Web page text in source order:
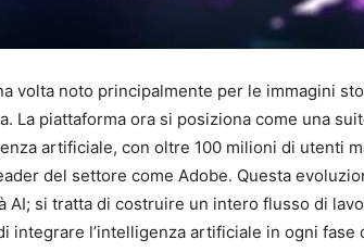
volta noto principalmente per le immagini
La piattaforma ora si posiziona come una
artificiale, con oltre 100 milioni di utenti
del settore come Adobe. Questa
AI; si tratta di costruire un intero flusso di
integrare l’intelligenza artificiale in ogni